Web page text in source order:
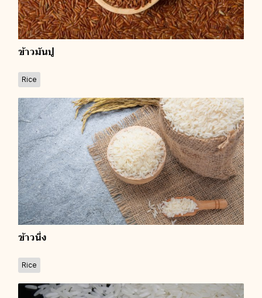
ข้าวมันปู
Rice
ข้าวนึ่ง
Rice